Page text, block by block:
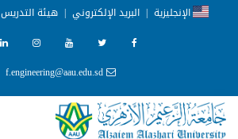
الإنجليزية | البريد الإلكتروني | هيئة التدريس
f.engineering@aau.edu.sd